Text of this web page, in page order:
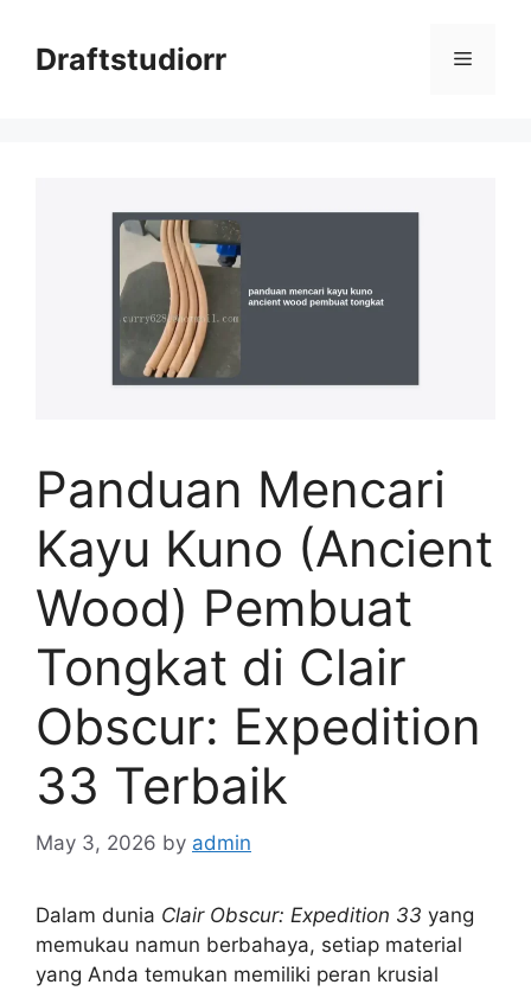
contentDraftstudiorr Menu
Panduan Mencari
Kayu Kuno (Ancient
Wood) Pembuat
Tongkat di Clair
Obscur: Expedition
33 Terbaik
May 3, 2026 by admin
Dalam dunia Clair Obscur: Expedition 33 yang
memukau namun berbahaya, setiap material
yang Anda temukan memiliki peran krusial